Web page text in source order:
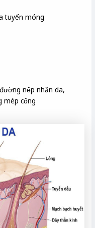
tuyến móng
nếp nhăn da,
mép cổng